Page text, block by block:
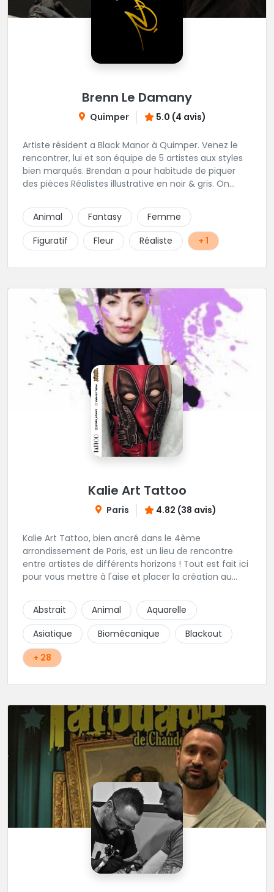
Brenn Le Damany
Quimper 5.0 (4 avis)
Artiste résident a Black Manor à Quimper. Venez le
rencontrer, lui et son équipe de 5 artistes aux styles
bien marqués. Brendan a pour habitude de piquer
des pièces Réalistes illustrative en noir & gris. On
de votre projet avec lui.
Animal Fantasy
Femme
Figuratif
Fleur Réaliste + 1
Kalie Art Tattoo
Paris 4.82 (38 avis)
Kalie Art Tattoo, bien ancré dans le 4ème
arrondissement de Paris, est un lieu de rencontre
entre artistes de différents horizons ! Tout est fait ici
pour vous mettre à l'aise et placer la création au
Abstrait
Animal
Aquarelle
Asiatique
Biomécanique
Blackout
+ 28